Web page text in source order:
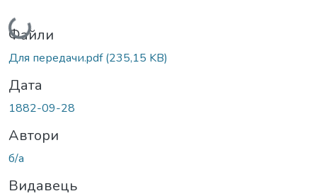
Вантажиться...
Файли
Для передачи.pdf(235,15 KB)
Дата
1882-09-28
Автори
б/а
Видавець